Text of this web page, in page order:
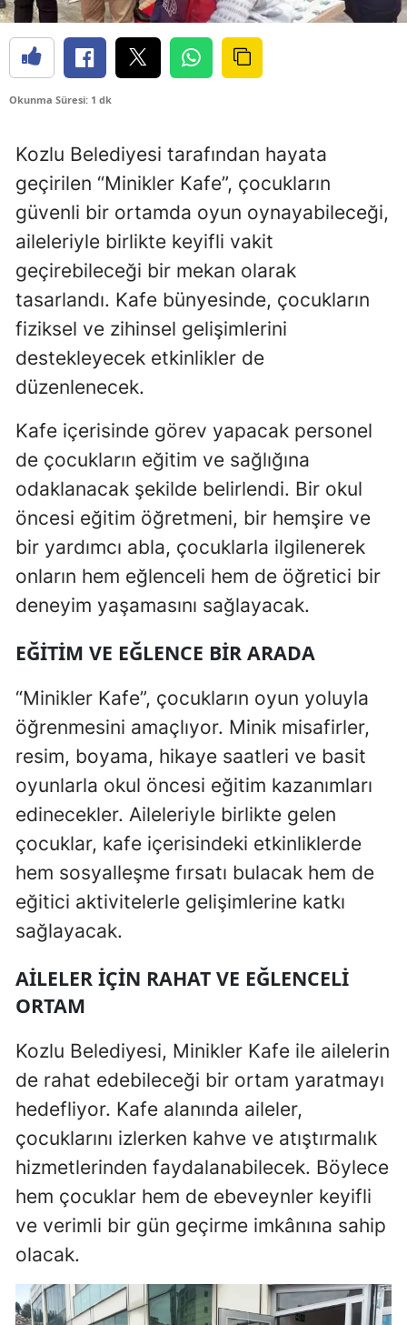
Okunma Süresi: 1 dk
Kozlu Belediyesi tarafından hayata
geçirilen “Minikler Kafe”, çocukların
güvenli bir ortamda oyun oynayabileceği,
aileleriyle birlikte keyifli vakit
geçirebileceği bir mekan olarak
tasarlandı. Kafe bünyesinde, çocukların
fiziksel ve zihinsel gelişimlerini
destekleyecek etkinlikler de
düzenlenecek.
Kafe içerisinde görev yapacak personel
de çocukların eğitim ve sağlığına
odaklanacak şekilde belirlendi. Bir okul
öncesi eğitim öğretmeni, bir hemşire ve
bir yardımcı abla, çocuklarla ilgilenerek
onların hem eğlenceli hem de öğretici bir
deneyim yaşamasını sağlayacak.
EĞITIM VE EĞLENCE BIR ARADA
“Minikler Kafe”, çocukların oyun yoluyla
öğrenmesini amaçlıyor. Minik misafirler,
resim, boyama, hikaye saatleri ve basit
oyunlarla okul öncesi eğitim kazanımları
edinecekler. Aileleriyle birlikte gelen
çocuklar, kafe içerisindeki etkinliklerde
hem sosyalleşme fırsatı bulacak hem de
eğitici aktivitelerle gelişimlerine katkı
sağlayacak.
AİLELER İÇİN RAHAT VE EĞLENCELİ
ORTAM
Kozlu Belediyesi, Minikler Kafe ile ailelerin
de rahat edebileceği bir ortam yaratmayı
hedefliyor. Kafe alanında aileler,
çocuklarını izlerken kahve ve atıştırmalık
hizmetlerinden faydalanabilecek. Böylece
hem çocuklar hem de ebeveynler keyifli
ve verimli bir gün geçirme imkânına sahip
olacak.